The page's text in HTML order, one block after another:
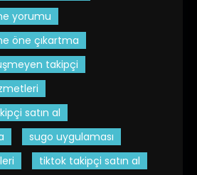
yorumu
öne çıkartma
takipçi
satın al
sugo uygulaması
tiktok takipçi satın al